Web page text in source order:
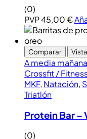
(0)
PVP45,00€
Comparar
A media mañana
Crossfit /
MKF, Natación,
Triatlón
Protein Bar –
(0)